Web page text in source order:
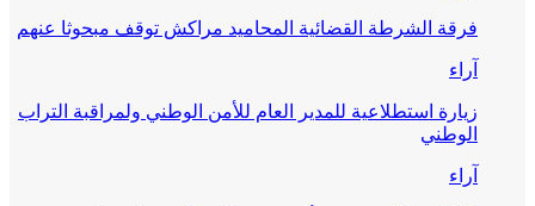
فرقة الشرطة القضائية المحاميد مراكش توقف مبحوثا عنهم
آراء
زيارة استطلاعية للمدير العام للأمن الوطني ولمراقبة التراب
الوطني
آراء